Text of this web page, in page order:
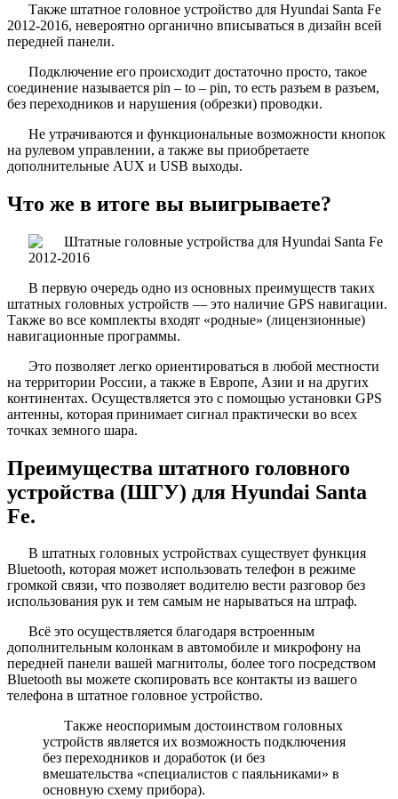
Также штатное головное устройство для Hyundai Santa Fe
2012-2016, невероятно органично вписываться в дизайн всей
передней панели.
Подключение его происходит достаточно просто, такое
соединение называется pin – to – pin, то есть разъем в разъем,
без переходников и нарушения (обрезки) проводки.
Не утрачиваются и функциональные возможности кнопок
на рулевом управлении, а также вы приобретаете
дополнительные AUX и USB выходы.
Что же в итоге вы выигрываете?
В первую очередь одно из основных преимуществ таких
штатных головных устройств — это наличие GPS навигации.
Также во все комплекты входят «родные» (лицензионные)
навигационные программы.
Это позволяет легко ориентироваться в любой местности
на территории России, а также в Европе, Азии и на других
континентах. Осуществляется это с помощью установки GPS
антенны, которая принимает сигнал практически во всех
точках земного шара.
Преимущества штатного головного
устройства (ШГУ) для Hyundai Santa
Fe.
В штатных головных устройствах существует функция
Bluetooth, которая может использовать телефон в режиме
громкой связи, что позволяет водителю вести разговор без
использования рук и тем самым не нарываться на штраф.
Всё это осуществляется благодаря встроенным
дополнительным колонкам в автомобиле и микрофону на
передней панели вашей магнитолы, более того посредством
Bluetooth вы можете скопировать все контакты из вашего
телефона в штатное головное устройство.
Также неоспоримым достоинством головных
устройств является их возможность подключения
без переходников и доработок (и без
вмешательства «специалистов с паяльниками» в
основную схему прибора).